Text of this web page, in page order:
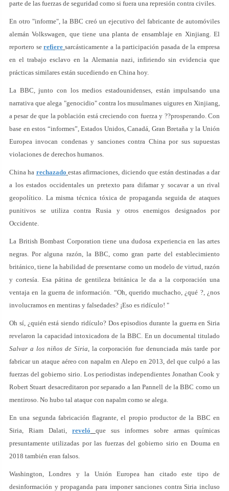
parte de las fuerzas de seguridad como si fuera una represión contra civiles.
En otro "informe", la BBC creó un ejecutivo del fabricante de automóviles
alemán Volkswagen, que tiene una planta de ensamblaje en Xinjiang. El
reportero serefiere sarcásticamente a la participación pasada de la empresa
en el trabajo esclavo en la Alemania nazi, infiriendo sin evidencia que
prácticas similares están sucediendo en China hoy.
La BBC, junto con los medios estadounidenses, están impulsando una
narrativa que alega "genocidio" contra los musulmanes uigures en Xinjiang,
a pesar de que la población está creciendo con fuerza y ??prosperando. Con
base en estos “informes”, Estados Unidos, Canadá, Gran Bretaña y la Unión
Europea invocan condenas y sanciones contra China por sus supuestas
violaciones de derechos humanos.
China ha rechazado estas afirmaciones, diciendo que están destinadas a dar
a los estados occidentales un pretexto para difamar y socavar a un rival
geopolítico. La misma técnica tóxica de propaganda seguida de ataques
punitivos se utiliza contra Rusia y otros enemigos designados por
Occidente.
La British Bombast Corporation tiene una dudosa experiencia en las artes
negras. Por alguna razón, la BBC, como gran parte del establecimiento
británico, tiene la habilidad de presentarse como un modelo de virtud, razón
y cortesía. Esa pátina de gentileza británica le da a la corporación una
ventaja en la guerra de información. “Oh, querido muchacho, ¿qué ?, ¿nos
involucramos en mentiras y falsedades? ¡Eso es ridículo! "
Oh sí, ¿quién está siendo ridículo? Dos episodios durante la guerra en Siria
revelaron la capacidad intoxicadora de la BBC. En un documental titulado
Salvar a los niños de Siria, la corporación fue denunciada más tarde por
fabricar un ataque aéreo con napalm en Alepo en 2013, del que culpó a las
fuerzas del gobierno sirio. Los periodistas independientes Jonathan Cook y
Robert Stuart desacreditaron por separado a Ian Pannell de la BBC como un
mentiroso. No hubo tal ataque con napalm como se alega.
En una segunda fabricación flagrante, el propio productor de la BBC en
Siria, Riam Dalati, reveló
que sus informes sobre armas químicas
presuntamente utilizadas por las fuerzas del gobierno sirio en Douma en
2018 también eran falsos.
Washington, Londres y la Unión Europea han citado este tipo de
desinformación y propaganda para imponer sanciones contra Siria incluso